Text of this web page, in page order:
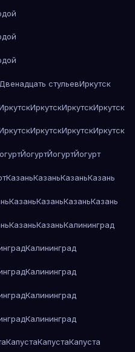
стульевИркутск
ИркутскИркутскИркутск
ИркутскИркутскИркутск
ЙогуртЙогуртЙогурт
КазаньКазаньКазаньКазань
КазаньКазаньКазаньКазань
КазаньКазаньКалининград
Калининград
Калининград
Калининград
Калининград
КапустаКапустаКапуста